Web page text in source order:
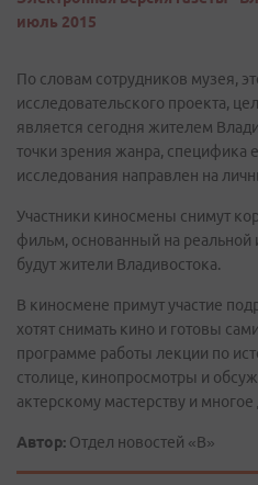
июль 2015
По словам сотрудников музея,
исследовательского проекта,
является сегодня жителем
точки зрения жанра,
исследования направлен на
Участники киносмены снимут
фильм, основанный на реальной
будут жители Владивостока.
В киносмене примут участие
хотят снимать кино и готовы
программе работы лекции по
столице, кинопросмотры и
актерскому мастерству и многое
Автор: Отдел новостей «В»